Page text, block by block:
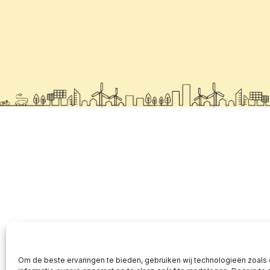
Om de beste ervaringen te bieden, gebruiken wij technologieën zoals